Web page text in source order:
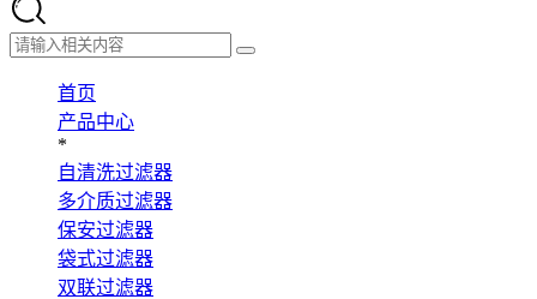
首页
产品中心
*
自清洗过滤器
多介质过滤器
保安过滤器
袋式过滤器
双联过滤器